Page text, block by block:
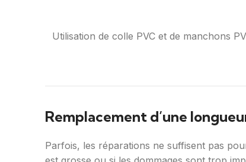
Utilisation de colle PVC et de manchons
Remplacement d’une
Parfois, les réparations ne suffisent pas